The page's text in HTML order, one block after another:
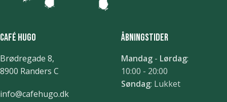
Café Hugo
Brødregade 8,
8900 Randers C
info@cafehugo.dk
Åbningstider
Mandag - Lørdag:
10:00 - 20:00
Søndag: Lukket